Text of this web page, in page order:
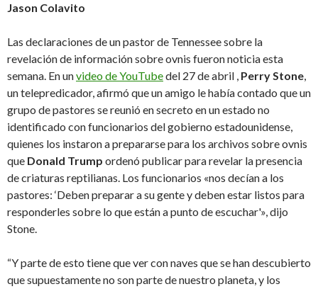
Jason Colavito
Las declaraciones de un pastor de Tennessee sobre la
revelación de información sobre ovnis fueron noticia esta
semana. En unvideo de YouTubedel 27 de abril , Perry Stone,
un telepredicador, afirmó que un amigo le había contado que un
grupo de pastores se reunió en secreto en un estado no
identificado con funcionarios del gobierno estadounidense,
quienes los instaron a prepararse para los archivos sobre ovnis
que Donald Trump ordenó publicar para revelar la presencia
de criaturas reptilianas. Los funcionarios «nos decían a los
pastores: ‘Deben preparar a su gente y deben estar listos para
responderles sobre lo que están a punto de escuchar'», dijo
Stone.
“Y parte de esto tiene que ver con naves que se han descubierto
que supuestamente no son parte de nuestro planeta, y los